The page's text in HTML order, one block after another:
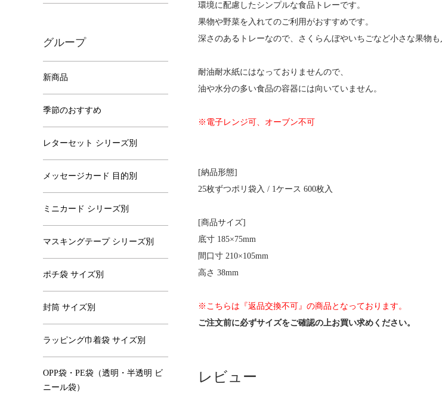
環境に配慮したシンプルな食品トレーです。
果物や野菜を入れてのご利用がおすすめです。
深さのあるトレーなので、さくらんぼやいちごなど小さな果物も
耐油耐水紙にはなっておりませんので、
油や水分の多い食品の容器には向いていません。
※電子レンジ可、オーブン不可
[納品形態]
25枚ずつポリ袋入 / 1ケース 600枚入
[商品サイズ]
底寸 185×75mm
間口寸 210×105mm
高さ 38mm
※こちらは『返品交換不可』の商品となっております。
ご注文前に必ずサイズをご確認の上お買い求めください。
レビュー
グループ
新商品
季節のおすすめ
レターセット シリーズ別
メッセージカード 目的別
ミニカード シリーズ別
マスキングテープ シリーズ別
ポチ袋 サイズ別
封筒 サイズ別
ラッピング巾着袋 サイズ別
OPP袋・PE袋（透明・半透明 ビ
ニール袋）